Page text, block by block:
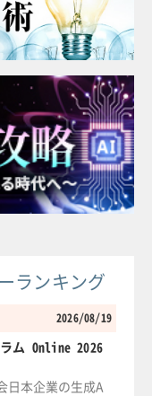
ランキング
2026/08/19
ム Online 2026
日本企業の生成A